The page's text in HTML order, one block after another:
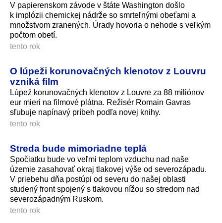
V papierenskom závode v štáte Washington došlo
k implózii chemickej nádrže so smrteľnými obeťami a
množstvom zranených. Úrady hovoria o nehode s veľkým
počtom obetí.
tento rok
O lúpeži korunovačných klenotov z Louvru
vzniká film
Lúpež korunovačných klenotov z Louvre za 88 miliónov
eur mieri na filmové plátna. Režisér Romain Gavras
sľubuje napínavý príbeh podľa novej knihy.
tento rok
Streda bude mimoriadne teplá
Spočiatku bude vo veľmi teplom vzduchu nad naše
územie zasahovať okraj tlakovej výše od severozápadu.
V priebehu dňa postúpi od severu do našej oblasti
studený front spojený s tlakovou nížou so stredom nad
severozápadným Ruskom.
tento rok